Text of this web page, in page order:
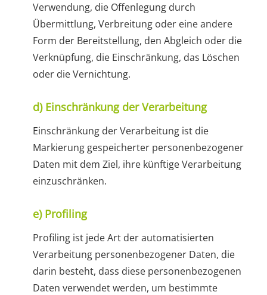
Verwendung, die Offenlegung durch
Übermittlung, Verbreitung oder eine andere
Form der Bereitstellung, den Abgleich oder die
Verknüpfung, die Einschränkung, das Löschen
oder die Vernichtung.
d) Einschränkung der Verarbeitung
Einschränkung der Verarbeitung ist die
Markierung gespeicherter personenbezogener
Daten mit dem Ziel, ihre künftige Verarbeitung
einzuschränken.
e) Profiling
Profiling ist jede Art der automatisierten
Verarbeitung personenbezogener Daten, die
darin besteht, dass diese personenbezogenen
Daten verwendet werden, um bestimmte